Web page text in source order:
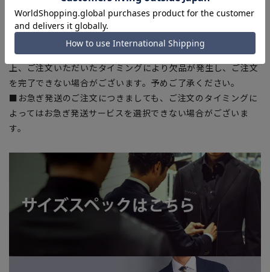
■ブラウザやお使いのモニター環境、また撮影時の室内外の光
加減により、実際の商品と掲載画像の色味が異なる場合がござ
います。
■店舗や各モールサイトと商品在庫を共有しております関係
上、ご注文いただいたタイミングにより欠品が発生し、ご注文
を完了できない場合がございます。予めご了承ください。
■お急ぎ発送のご注文につきましても、ご注文のタイミングに
よってはお急ぎ発送サービスを選択できない場合がございま
す。